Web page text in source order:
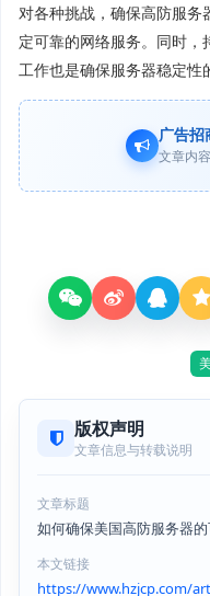
对各种挑战，确保高防服
定可靠的网络服务。同时
工作也是确保服务器稳定性
广告招
文章内
版权声明
文章信息与转载说明
文章标题
如何确保美国高防服务器
本文链接
https://www.hzjcp.com/